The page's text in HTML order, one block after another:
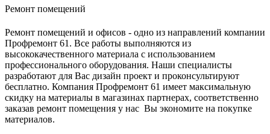
Ремонт помещений
Ремонт помещений и офисов - одно из направлений компании
Профремонт 61. Все работы выполняются из
высококачественного материала с использованием
профессионального оборудования. Наши специалисты
разработают для Вас дизайн проект и проконсультируют
бесплатно. Компания Профремонт 61 имеет максимальную
скидку на материалы в магазинах партнерах, соответственно
заказав ремонт помещения у нас Вы экономите на покупке
материалов.